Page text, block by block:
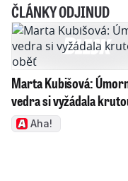
ČLÁNKY ODJINUD
Marta Kubišová:
vedra si vyžádala
Aha!